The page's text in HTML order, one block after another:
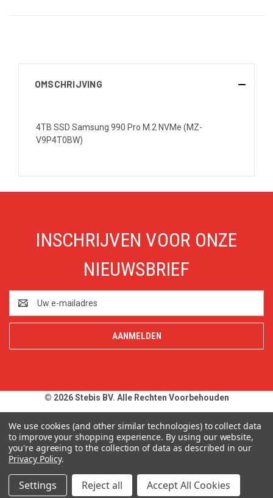
OMSCHRIJVING
4TB SSD Samsung 990 Pro M.2 NVMe (MZ-
V9P4T0BW)
INSCHRIJVEN VOOR ONZE
NIEUWSBRIEF
mailadres
© 2026 Stebis BV. Alle Rechten Voorbehouden
Alle prijzen en specificaties zijn onder voorbehoud, exclusief BTW,
zolang de voorraad strekt. Afbeeldingen van producten kunnen
afwijken van de werkelijkheid. Op al onze aanbiedingen en
leveringen zijn onze
toepassing. Wij wijzen u uitdrukkelijk op onzePrivacy Policy
Typefouten alsmede prijswijzigingen uitdrukkelijk voorbehouden.
We use cookies (and other similar technologies) to collect data
to improve your shopping experience. By using our website,
you're agreeing to the collection of data as described in our
Privacy Policy.
Settings Reject all Accept All Cookies